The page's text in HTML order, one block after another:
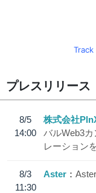
プレスリリース
8/5
14:00
株式会社
バルWeb3
レーション
8/3
11:30
Aster